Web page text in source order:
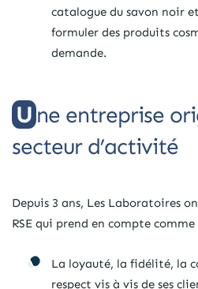
catalogue du savon noir
formuler des produits
demande.
Une entreprise originale sur son
secteur d’activité
Depuis 3 ans, Les Laboratoires
RSE qui prend en compte
La loyauté, la fidélité, la
respect vis à vis de ses